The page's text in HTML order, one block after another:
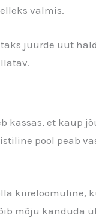
valmis.
juurde uut
et kaup
pool peab
kiireloomuline,
mõju kanduda